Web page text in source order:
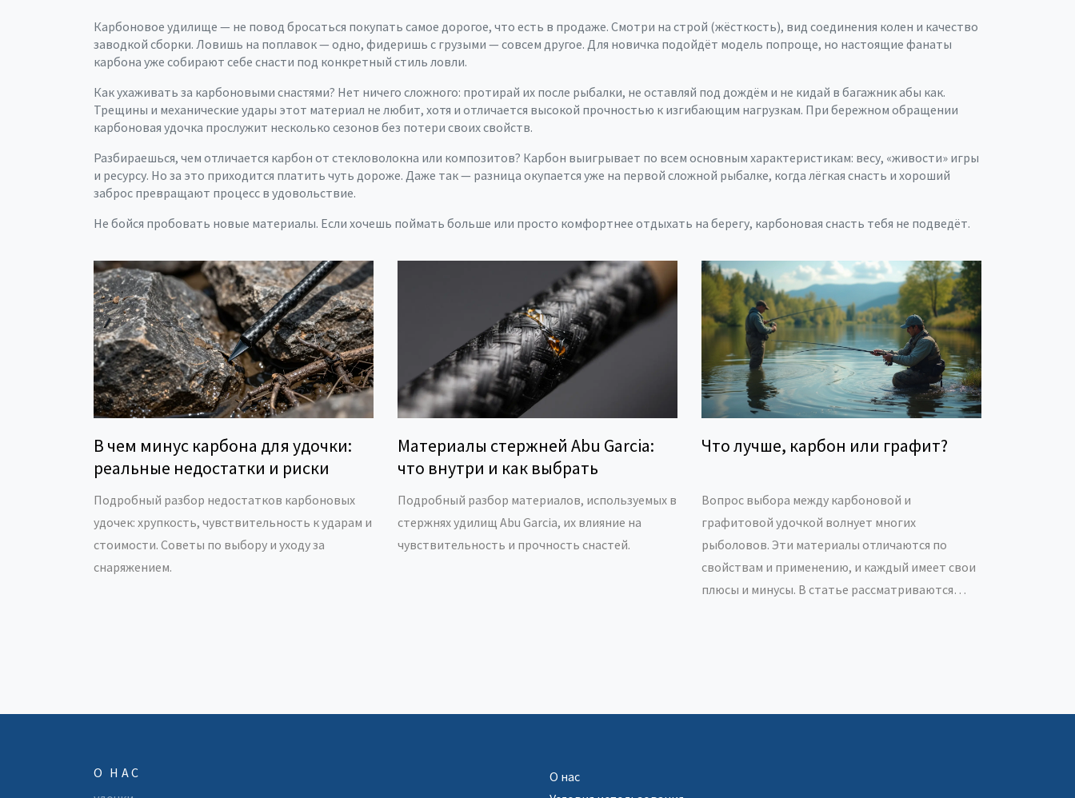
Карбоновое удилище — не повод бросаться покупать самое дорогое, что есть в продаже. Смотри на строй (жёсткость), вид соединения колен и качество
заводкой сборки. Ловишь на поплавок — одно, фидеришь с грузыми — совсем другое. Для новичка подойдёт модель попроще, но настоящие фанаты
карбона уже собирают себе снасти под конкретный стиль ловли.
Как ухаживать за карбоновыми снастями? Нет ничего сложного: протирай их после рыбалки, не оставляй под дождём и не кидай в багажник абы как.
Трещины и механические удары этот материал не любит, хотя и отличается высокой прочностью к изгибающим нагрузкам. При бережном обращении
карбоновая удочка прослужит несколько сезонов без потери своих свойств.
Разбираешься, чем отличается карбон от стекловолокна или композитов? Карбон выигрывает по всем основным характеристикам: весу, «живости» игры
и ресурсу. Но за это приходится платить чуть дороже. Даже так — разница окупается уже на первой сложной рыбалке, когда лёгкая снасть и хороший
заброс превращают процесс в удовольствие.
Не бойся пробовать новые материалы. Если хочешь поймать больше или просто комфортнее отдыхать на берегу, карбоновая снасть тебя не подведёт.
В чем минус карбона для удочки:
реальные недостатки и риски
Подробный разбор недостатков карбоновых
удочек: хрупкость, чувствительность к ударам и
стоимости. Советы по выбору и уходу за
снаряжением.
Материалы стержней Abu Garcia:
что внутри и как выбрать
Подробный разбор материалов, используемых в
стержнях удилищ Abu Garcia, их влияние на
чувствительность и прочность снастей.
Что лучше, карбон или графит?
Вопрос выбора между карбоновой и
графитовой удочкой волнует многих
рыболовов. Эти материалы отличаются по
свойствам и применению, и каждый имеет свои
плюсы и минусы. В статье рассматриваются
О НАС
О нас